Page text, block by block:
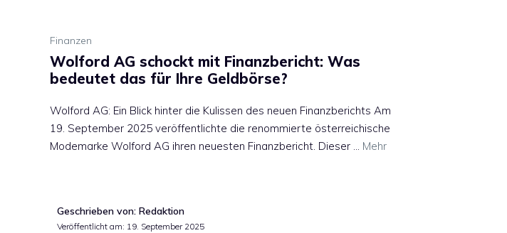
Finanzen
Wolford AG schockt mit Finanzbericht: Was
bedeutet das für Ihre Geldbörse?
Wolford AG: Ein Blick hinter die Kulissen des neuen Finanzberichts Am
19. September 2025 veröffentlichte die renommierte österreichische
Modemarke Wolford AG ihren neuesten Finanzbericht. Dieser … Mehr
Geschrieben von: Redaktion
Veröffentlicht am: 19. September 2025